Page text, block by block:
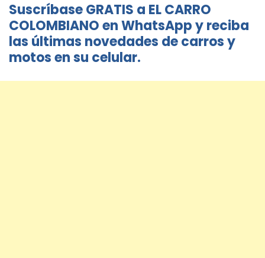
Suscríbase GRATIS a EL CARRO
COLOMBIANO en WhatsApp y reciba
las últimas novedades de carros y
motos en su celular.